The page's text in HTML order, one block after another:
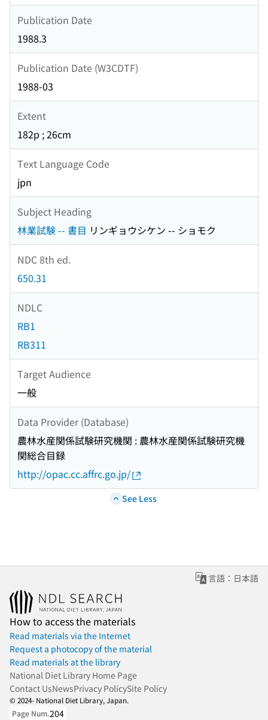
Publication Date
1988.3
Publication Date (W3CDTF)
1988-03
Extent
182p ; 26cm
Text Language Code
jpn
Subject Heading
林業試験 -- 書目 リンギョウシケン -- ショモク
NDC 8th ed.
650.31
NDLC
RB1
RB311
Target Audience
一般
Data Provider (Database)
農林水産関係試験研究機関 : 農林水産関係試験研究機
関総合目録
http://opac.cc.affrc.go.jp/
See Less
言語：日本語
How to access the materials
Read materials via the Internet
Request a photocopy of the material
Read materials at the library
National Diet Library Home Page
Contact UsNewsPrivacy PolicySite Policy
© 2024- National Diet Library, Japan.
Page Num.204